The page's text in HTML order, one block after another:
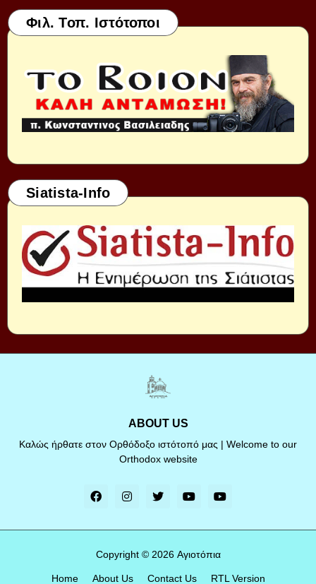
Φιλ. Τοπ. Ιστότοποι
Siatista-Info
ABOUT US
Καλώς ήρθατε στον Ορθόδοξο ιστότοπό μας | Welcome to our
Orthodox website
Copyright © 2026 Αγιοτόπια
Home About Us Contact Us RTL Version